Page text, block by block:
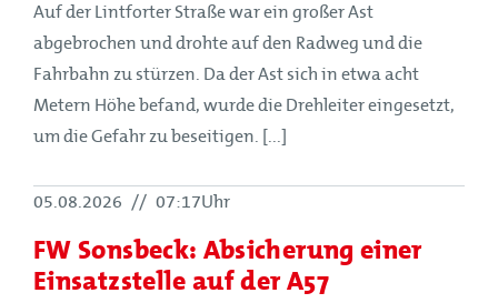
Auf der Lintforter Straße war ein großer Ast
abgebrochen und drohte auf den Radweg und die
Fahrbahn zu stürzen. Da der Ast sich in etwa acht
Metern Höhe befand, wurde die Drehleiter eingesetzt,
um die Gefahr zu beseitigen. [...]
05.08.2026 // 07:17Uhr
FW Sonsbeck: Absicherung einer
Einsatzstelle auf der A57